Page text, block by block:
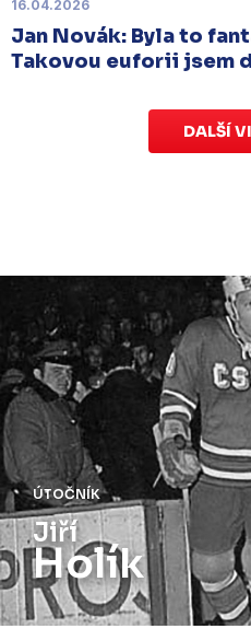
16.04.2026
Jan Novák: Byla to
Takovou euforii jsem
DALŠÍ
ÚTOČNÍK
Jiří
Holík